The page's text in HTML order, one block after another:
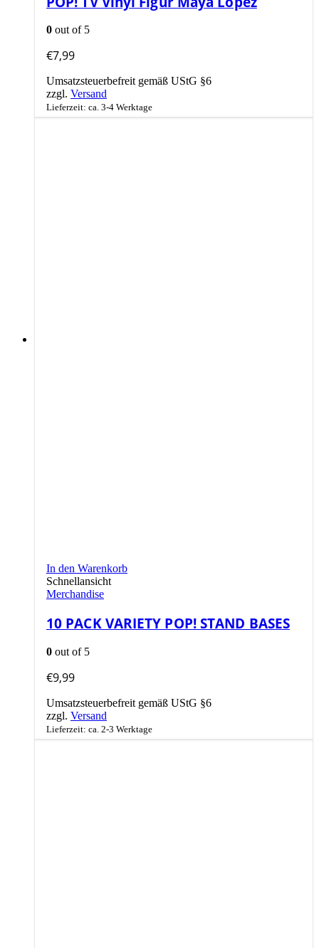
0 out of 5
€7,99
Umsatzsteuerbefreit gemäß UStG §6
zzgl. Versand
Lieferzeit: ca. 3-4 Werktage
In den Warenkorb
Schnellansicht
Merchandise
10 PACK VARIETY POP! STAND BASES
0 out of 5
€9,99
Umsatzsteuerbefreit gemäß UStG §6
zzgl. Versand
Lieferzeit: ca. 2-3 Werktage